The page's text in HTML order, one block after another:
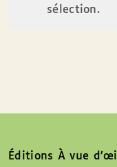
sélection.
Éditions À vue d’œil